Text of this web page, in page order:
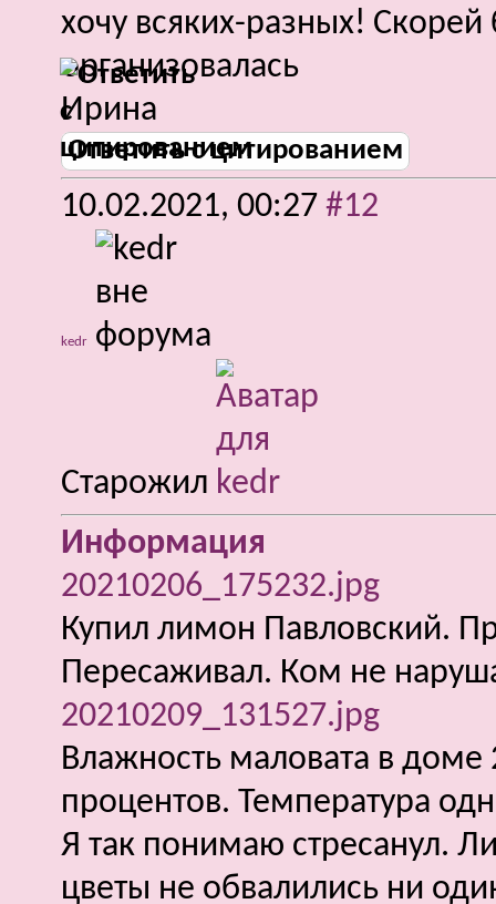
хочу всяких-разных!
организовалась
Ирина
Ответить с цитированием
10.02.2021, 00:27 #12
kedr
Старожил
Информация
20210206_175232.jpg
Купил лимон Павловский.
Пересаживал. Ком не
20210209_131527.jpg
Влажность маловата в
процентов. Температура
Я так понимаю стресанул.
цветы не обвалились ни